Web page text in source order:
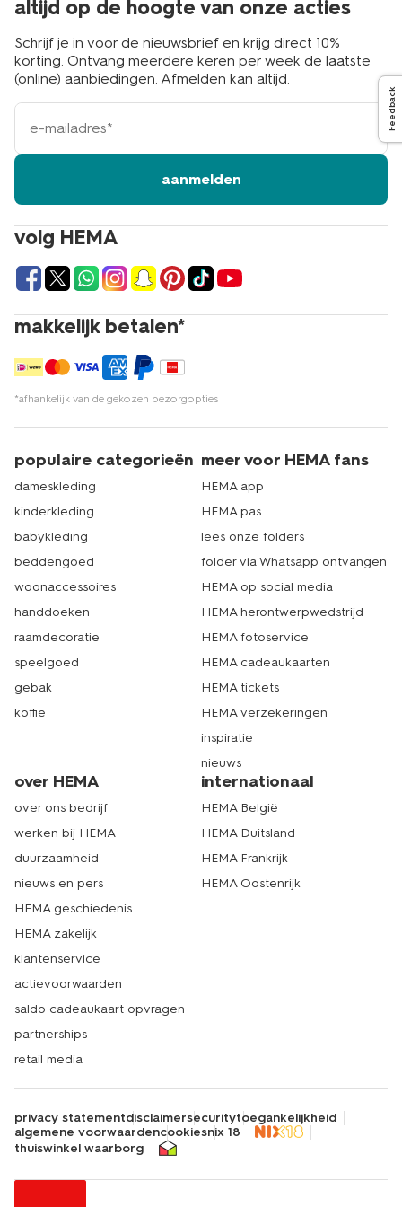
volg HEMA
makkelijk betalen*
*afhankelijk van de gekozen bezorgopties
altijd op de hoogte van onze acties
Schrijf je in voor de nieuwsbrief en krijg direct 10%
korting. Ontvang meerdere keren per week de laatste
(online) aanbiedingen. Afmelden kan altijd.
e-
mailadres
aanmelden
populaire categorieën
dameskleding
kinderkleding
babykleding
beddengoed
woonaccessoires
handdoeken
raamdecoratie
speelgoed
gebak
koffie
meer voor HEMA fans
HEMA app
HEMA pas
lees onze folders
folder via Whatsapp ontvangen
HEMA op social media
HEMA herontwerpwedstrijd
HEMA fotoservice
HEMA cadeaukaarten
HEMA tickets
HEMA verzekeringen
inspiratie
nieuws
over HEMA
over ons bedrijf
werken bij HEMA
duurzaamheid
nieuws en pers
HEMA geschiedenis
HEMA zakelijk
klantenservice
actievoorwaarden
saldo cadeaukaart opvragen
partnerships
retail media
internationaal
HEMA België
HEMA Duitsland
HEMA Frankrijk
HEMA Oostenrijk
privacy statementdisclaimersecuritytoegankelijkheid
algemene voorwaardencookiesnix 18
thuiswinkel waarborg
Feedback